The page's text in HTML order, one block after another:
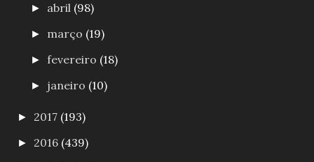
► abril (98)
► março (19)
►fevereiro (18)
► janeiro (10)
► 2017 (193)
► 2016 (439)